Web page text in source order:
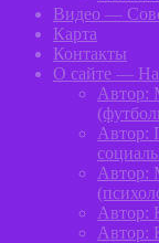
Видео —
Карта
Контакты
О сайте —
Автор:
Автор:
Автор:
Автор:
Автор: